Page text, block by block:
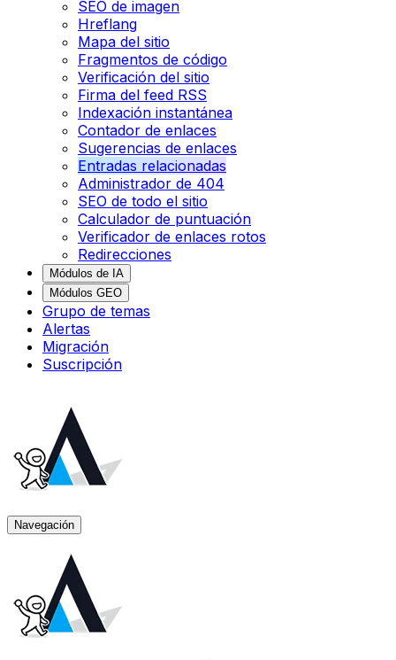
SEO de imagen
Hreflang
Mapa del sitio
Fragmentos de código
Verificación del sitio
Firma del feed RSS
Indexación instantánea
Contador de enlaces
Sugerencias de enlaces
Entradas relacionadas
Administrador de 404
SEO de todo el sitio
Calculador de puntuación
Verificador de enlaces rotos
Redirecciones
Módulos de IA
Módulos GEO
Grupo de temas
Alertas
Migración
Suscripción
Navegación